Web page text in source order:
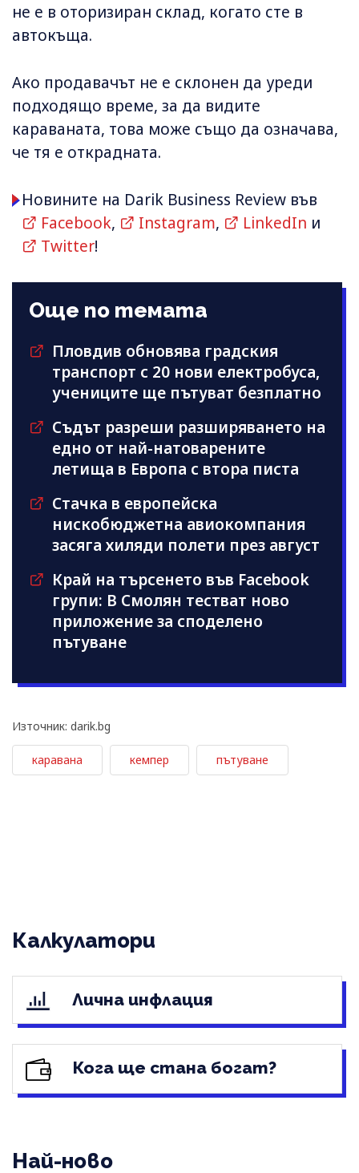
не е в оторизиран склад, когато сте в
автокъща.
Ако продавачът не е склонен да уреди
подходящо време, за да видите
караваната, това може също да означава,
че тя е открадната.
Новините на Darik Business Review във
Facebook, Instagram, LinkedIn и
Twitter!
Още по темата
Пловдив обновява градския
транспорт с 20 нови електробуса,
учениците ще пътуват безплатно
Съдът разреши разширяването на
едно от най-натоварените
летища в Европа с втора писта
Стачка в европейска
нискобюджетна авиокомпания
засяга хиляди полети през август
Край на търсенето във Facebook
групи: В Смолян тестват ново
приложение за споделено
пътуване
Източник: darik.bg
каравана кемпер пътуване
Калкулатори
Лична инфлация
Кога ще стана богат?
Най-ново